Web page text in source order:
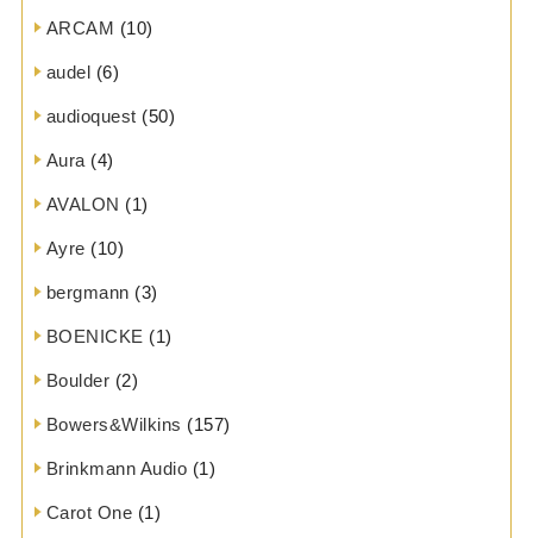
ARCAM (10)
audel (6)
audioquest (50)
Aura (4)
AVALON (1)
Ayre (10)
bergmann (3)
BOENICKE (1)
Boulder (2)
Bowers&Wilkins (157)
Brinkmann Audio (1)
Carot One (1)